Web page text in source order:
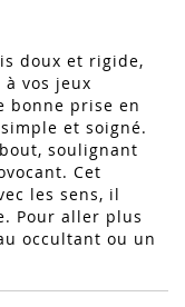
doux et rigide,
vos jeux
bonne prise en
et soigné.
soulignant
Cet
les sens, il
Pour aller plus
occultant ou un